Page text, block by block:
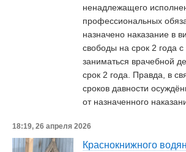
ненадлежащего
профессиональных
назначено наказание в
свободы на срок 2 года
заниматься врачебной
срок 2 года. Правда, в
сроков давности
от назначенного
18:19, 26 апреля 2026
Краснокнижного